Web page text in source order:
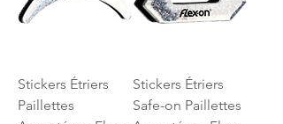
Stickers Étriers
Paillettes
Stickers Étriers
Safe-on Paillettes